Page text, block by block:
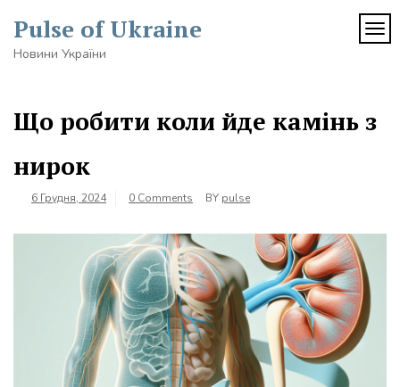
content
Pulse of Ukraine
Новини України
Що робити коли йде камінь з
нирок
6 Грудня, 2024 0 Comments BY pulse